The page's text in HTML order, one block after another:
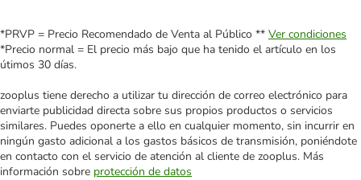
*PRVP = Precio Recomendado de Venta al Público ** Ver condiciones
*Precio normal = El precio más bajo que ha tenido el artículo en los
útimos 30 días.
zooplus tiene derecho a utilizar tu dirección de correo electrónico para
enviarte publicidad directa sobre sus propios productos o servicios
similares. Puedes oponerte a ello en cualquier momento, sin incurrir en
ningún gasto adicional a los gastos básicos de transmisión, poniéndote
en contacto con el servicio de atención al cliente de zooplus. Más
información sobre protección de datos